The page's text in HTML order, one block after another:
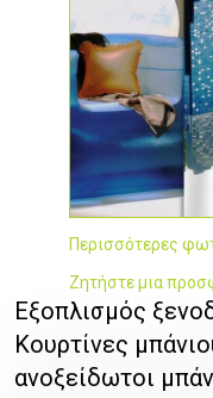
Περισσότερες
Ζητήστε μια
Εξοπλισμός
Κουρτίνες
ανοξείδωτοι